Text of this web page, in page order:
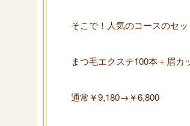
そこで！人気のコースのセ
まつ毛エクステ100本＋眉カ
通常￥9,180→￥6,800